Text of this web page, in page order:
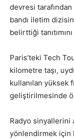
devresi
bandı iletim
belirttiği tanıtımını
Paris’teki Tech
kilometre taşı,
kullanılan yüksek
geliştirilmesinde
Radyo sinyallerini
yönlendirmek için